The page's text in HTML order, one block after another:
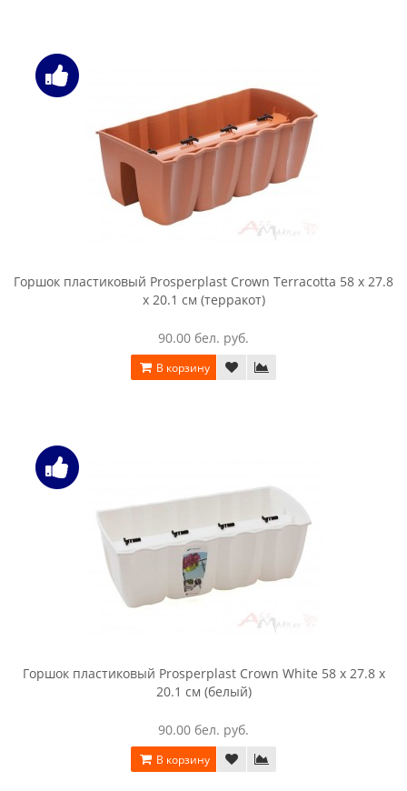
Горшок пластиковый Prosperplast Crown Terracotta 58 x 27.8
x 20.1 см (терракот)
90.00 бел. руб.
В корзину
Горшок пластиковый Prosperplast Crown White 58 x 27.8 x
20.1 см (белый)
90.00 бел. руб.
В корзину